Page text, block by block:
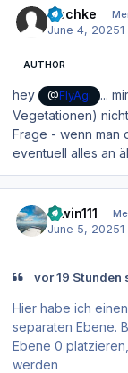
zischke
June 4, 2025
AUTHOR
hey @FlyAgi
...
Vegetationen)
Frage - wenn man
eventuell alles an
Erwin111
June 5, 2025
vor 19 Stunden
Hier habe ich
separaten Ebene.
Ebene 0
werden